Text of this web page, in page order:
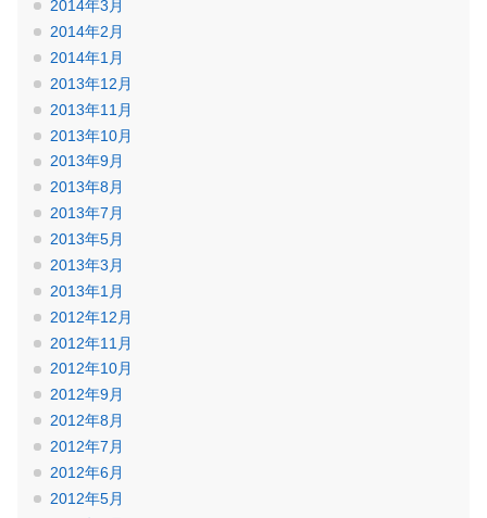
2014年3月
2014年2月
2014年1月
2013年12月
2013年11月
2013年10月
2013年9月
2013年8月
2013年7月
2013年5月
2013年3月
2013年1月
2012年12月
2012年11月
2012年10月
2012年9月
2012年8月
2012年7月
2012年6月
2012年5月